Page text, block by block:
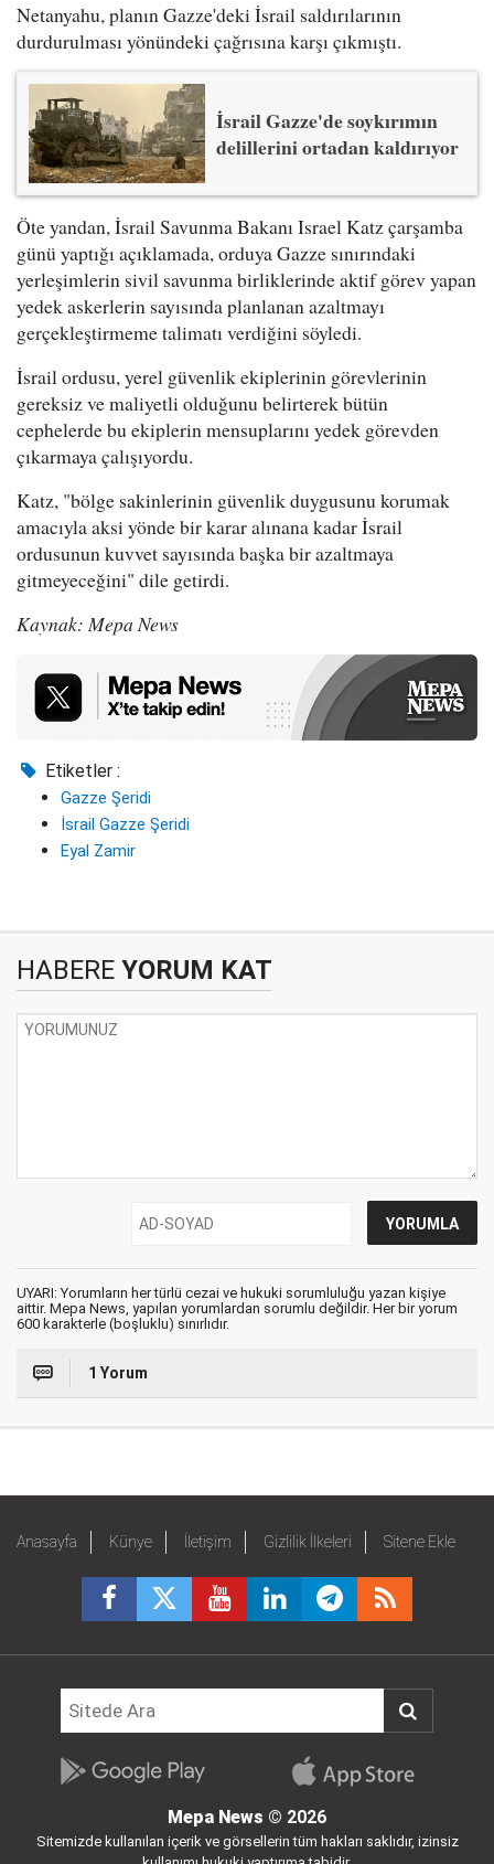
Netanyahu, planın Gazze'deki İsrail saldırılarının
durdurulması yönündeki çağrısına karşı çıkmıştı.
İsrail Gazze'de soykırımın
delillerini ortadan kaldırıyor
Öte yandan, İsrail Savunma Bakanı Israel Katz çarşamba
günü yaptığı açıklamada, orduya Gazze sınırındaki
yerleşimlerin sivil savunma birliklerinde aktif görev yapan
yedek askerlerin sayısında planlanan azaltmayı
gerçekleştirmeme talimatı verdiğini söyledi.
İsrail ordusu, yerel güvenlik ekiplerinin görevlerinin
gereksiz ve maliyetli olduğunu belirterek bütün
cephelerde bu ekiplerin mensuplarını yedek görevden
çıkarmaya çalışıyordu.
Katz, "bölge sakinlerinin güvenlik duygusunu korumak
amacıyla aksi yönde bir karar alınana kadar İsrail
ordusunun kuvvet sayısında başka bir azaltmaya
gitmeyeceğini" dile getirdi.
Kaynak: Mepa News
Etiketler :
Gazze Şeridi
İsrail Gazze Şeridi
Eyal Zamir
HABERE YORUM KAT
UYARI: Yorumların her türlü cezai ve hukuki sorumluluğu yazan kişiye
aittir. Mepa News, yapılan yorumlardan sorumlu değildir. Her bir yorum
600 karakterle (boşluklu) sınırlıdır.
1 Yorum
Anasayfa Künye İletişim Gizlilik İlkeleri Sitene Ekle
Mepa News © 2026
Sitemizde kullanılan içerik ve görsellerin tüm hakları saklıdır, izinsiz